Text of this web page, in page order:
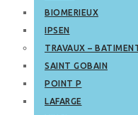
BIOMERIEUX
IPSEN
TRAVAUX –
SAINT GOBAIN
POINT P
LAFARGE